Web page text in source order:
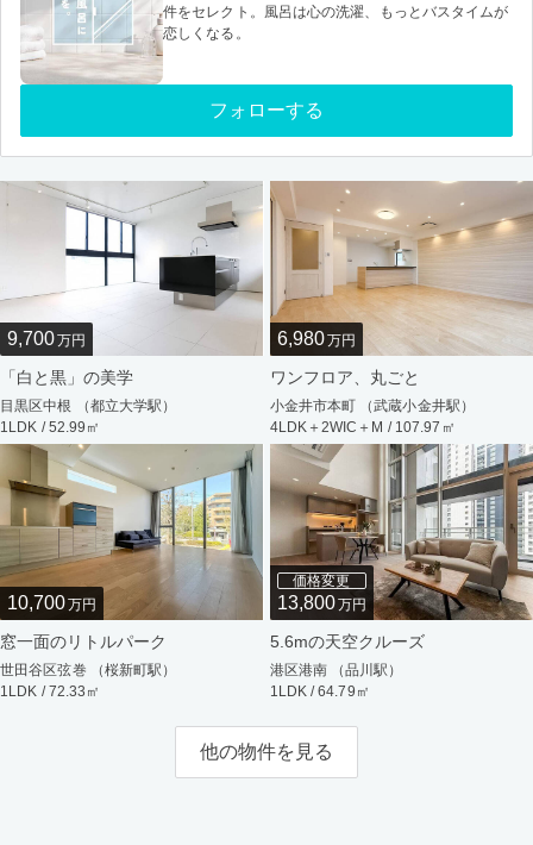
件をセレクト。風呂は心の洗濯、もっとバスタイムが
恋しくなる。
フォローする
9,700万円
「白と黒」の美学
目黒区中根 （都立大学駅）
1LDK / 52.99㎡
6,980万円
ワンフロア、丸ごと
小金井市本町 （武蔵小金井駅）
4LDK＋2WIC＋M / 107.97㎡
10,700万円
窓一面のリトルパーク
世田谷区弦巻 （桜新町駅）
1LDK / 72.33㎡
価格変更
13,800万円
5.6mの天空クルーズ
港区港南 （品川駅）
1LDK / 64.79㎡
他の物件を見る